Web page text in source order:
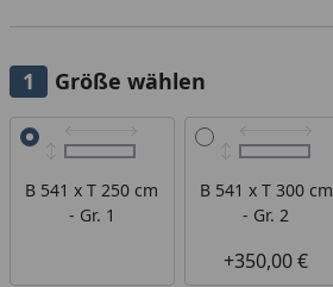
Größe wählen
Alle anzeigen (3)
B 541 x T 250 cm
- Gr. 1
B 541 x T 300 cm
- Gr. 2
+350,00 €